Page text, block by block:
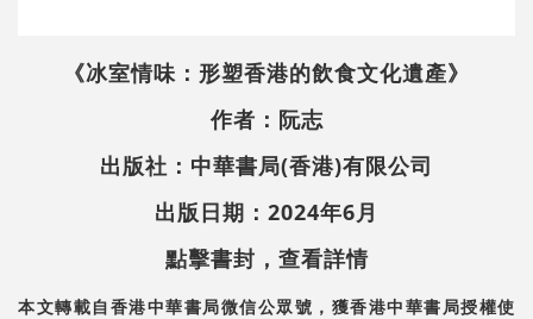
《冰室情味：形塑香港的飲食文化遺產》
作者：阮志
出版社：中華書局(香港)有限公司
出版日期：2024年6月
點擊書封，查看詳情
本文轉載自香港中華書局微信公眾號，獲香港中華書局授權使